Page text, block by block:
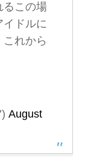
るこの場
イドルに
れから
August